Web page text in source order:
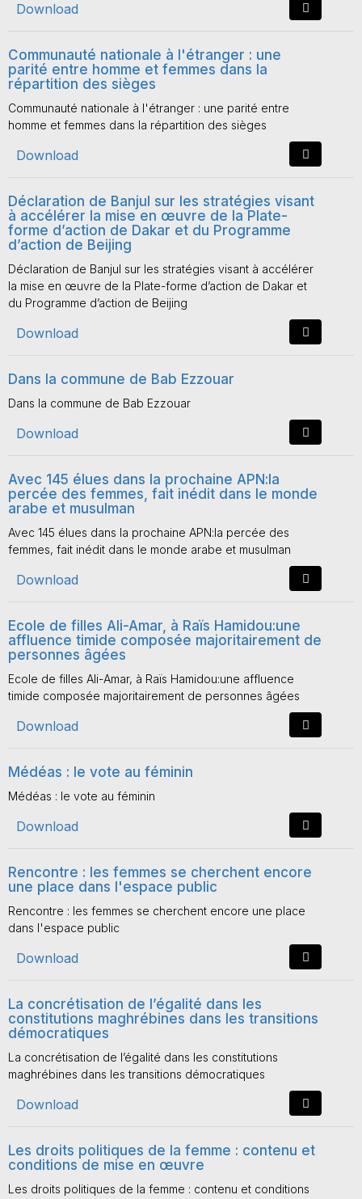
Download
Communauté nationale à l'étranger : une
parité entre homme et femmes dans la
répartition des sièges
Communauté nationale à l'étranger : une parité entre
homme et femmes dans la répartition des sièges
Download
Déclaration de Banjul sur les stratégies visant
à accélérer la mise en œuvre de la Plate-
forme d’action de Dakar et du Programme
d’action de Beijing
Déclaration de Banjul sur les stratégies visant à accélérer
la mise en œuvre de la Plate-forme d’action de Dakar et
du Programme d’action de Beijing
Download
Dans la commune de Bab Ezzouar
Dans la commune de Bab Ezzouar
Download
Avec 145 élues dans la prochaine APN:la
percée des femmes, fait inédit dans le monde
arabe et musulman
Avec 145 élues dans la prochaine APN:la percée des
femmes, fait inédit dans le monde arabe et musulman
Download
Ecole de filles Ali-Amar, à Raïs Hamidou:une
affluence timide composée majoritairement de
personnes âgées
Ecole de filles Ali-Amar, à Raïs Hamidou:une affluence
timide composée majoritairement de personnes âgées
Download
Médéas : le vote au féminin
Médéas : le vote au féminin
Download
Rencontre : les femmes se cherchent encore
une place dans l'espace public
Rencontre : les femmes se cherchent encore une place
dans l'espace public
Download
La concrétisation de l’égalité dans les
constitutions maghrébines dans les transitions
démocratiques
La concrétisation de l’égalité dans les constitutions
maghrébines dans les transitions démocratiques
Download
Les droits politiques de la femme : contenu et
conditions de mise en œuvre
Les droits politiques de la femme : contenu et conditions